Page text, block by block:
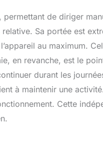
de diriger
Sa portée est
au maximum.
en revanche, est le
durant les
à maintenir une
Cette